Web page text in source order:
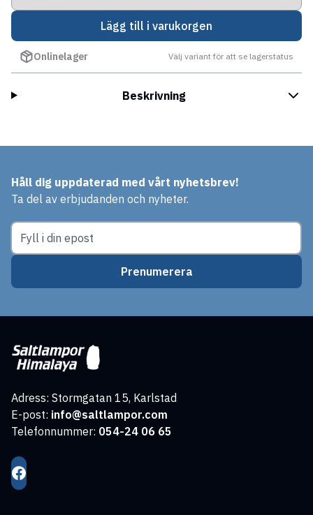
Lägg till i varukorgen
Onlinelager Välj variant för att se lagerstatus
Beskrivning
Håll dig uppdaterad med vårt nyhetsbrev!
Ta del av erbjudanden och nyheter.
Prenumerera
Adress: Stormgatan 15, Karlstad
E-post: info@saltlampor.com
Telefonnummer: 054-24 06 65